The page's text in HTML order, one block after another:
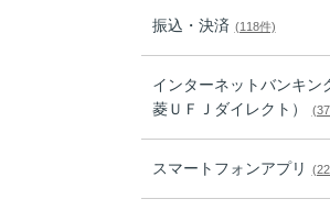
振込・決済 (118件)
インターネットバンキン
菱ＵＦＪダイレクト）
スマートフォンアプリ